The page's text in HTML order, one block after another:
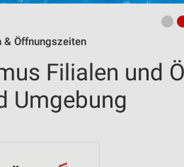
& Öffnungszeiten
Filialen und
Umgebung